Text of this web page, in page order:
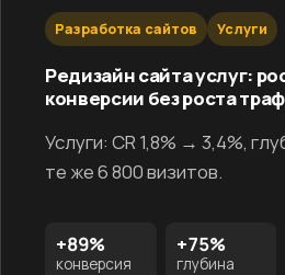
Разработка сайтов Услуги
Редизайн сайта услуг:
конверсии без роста
Услуги: CR 1,8% → 3,4%,
те же 6 800 визитов.
+89%
конверсия
+75%
глубина